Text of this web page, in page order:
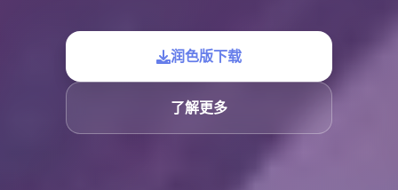
润色版下载
了解更多